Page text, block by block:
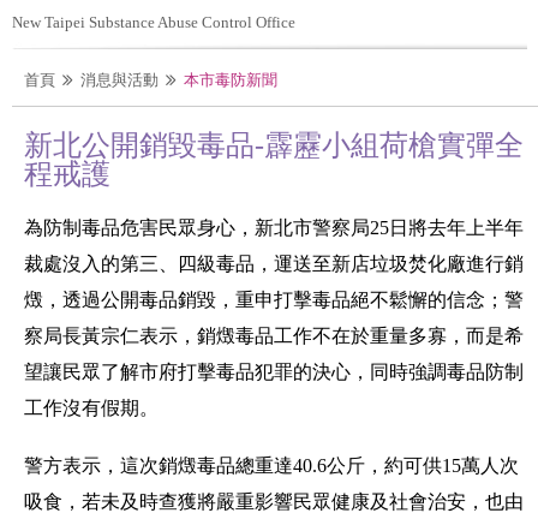
New Taipei Substance Abuse Control Office
首頁 消息與活動 本市毒防新聞
新北公開銷毀毒品-霹靂小組荷槍實彈全
程戒護
為防制毒品危害民眾身心，新北市警察局25日將去年上半年
裁處沒入的第三、四級毒品，運送至新店垃圾焚化廠進行銷
燬，透過公開毒品銷毀，重申打擊毒品絕不鬆懈的信念；警
察局長黃宗仁表示，銷燬毒品工作不在於重量多寡，而是希
望讓民眾了解市府打擊毒品犯罪的決心，同時強調毒品防制
工作沒有假期。
警方表示，這次銷燬毒品總重達40.6公斤，約可供15萬人次
吸食，若未及時查獲將嚴重影響民眾健康及社會治安，也由